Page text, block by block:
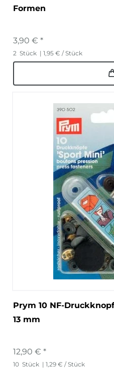
Formen
3,90 € *
2 Stück | 1,95 € / Stück
Prym 10 NF-
13 mm
12,90 € *
10 Stück | 1,29 € / Stück